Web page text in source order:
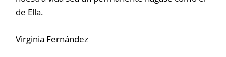
de Ella.
Virginia Fernández